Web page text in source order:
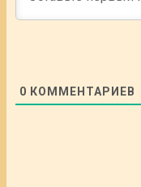
0 КОММЕНТАРИЕВ